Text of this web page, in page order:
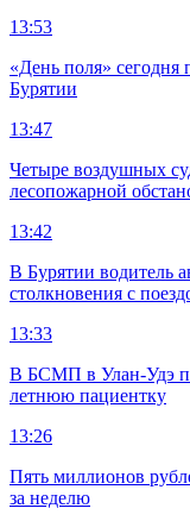
13:53
«День поля» сегодня
Бурятии
13:47
Четыре воздушных
лесопожарной
13:42
В Бурятии водитель
столкновения с
13:33
В БСМП в Улан-Удэ
летнюю пациентку
13:26
Пять миллионов
за неделю